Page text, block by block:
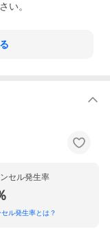
い。
セル発生率
ル発生率とは？